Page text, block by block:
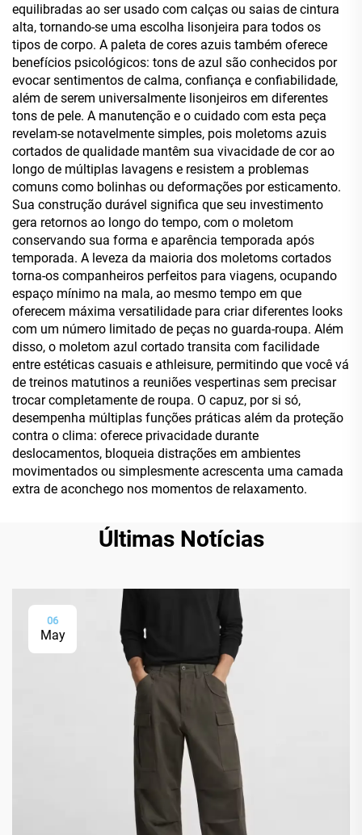
equilibradas ao ser usado com calças ou saias de cintura
alta, tornando-se uma escolha lisonjeira para todos os
tipos de corpo. A paleta de cores azuis também oferece
benefícios psicológicos: tons de azul são conhecidos por
evocar sentimentos de calma, confiança e confiabilidade,
além de serem universalmente lisonjeiros em diferentes
tons de pele. A manutenção e o cuidado com esta peça
revelam-se notavelmente simples, pois moletoms azuis
cortados de qualidade mantêm sua vivacidade de cor ao
longo de múltiplas lavagens e resistem a problemas
comuns como bolinhas ou deformações por esticamento.
Sua construção durável significa que seu investimento
gera retornos ao longo do tempo, com o moletom
conservando sua forma e aparência temporada após
temporada. A leveza da maioria dos moletoms cortados
torna-os companheiros perfeitos para viagens, ocupando
espaço mínimo na mala, ao mesmo tempo em que
oferecem máxima versatilidade para criar diferentes looks
com um número limitado de peças no guarda-roupa. Além
disso, o moletom azul cortado transita com facilidade
entre estéticas casuais e athleisure, permitindo que você vá
de treinos matutinos a reuniões vespertinas sem precisar
trocar completamente de roupa. O capuz, por si só,
desempenha múltiplas funções práticas além da proteção
contra o clima: oferece privacidade durante
deslocamentos, bloqueia distrações em ambientes
movimentados ou simplesmente acrescenta uma camada
extra de aconchego nos momentos de relaxamento.
Últimas Notícias
06
May